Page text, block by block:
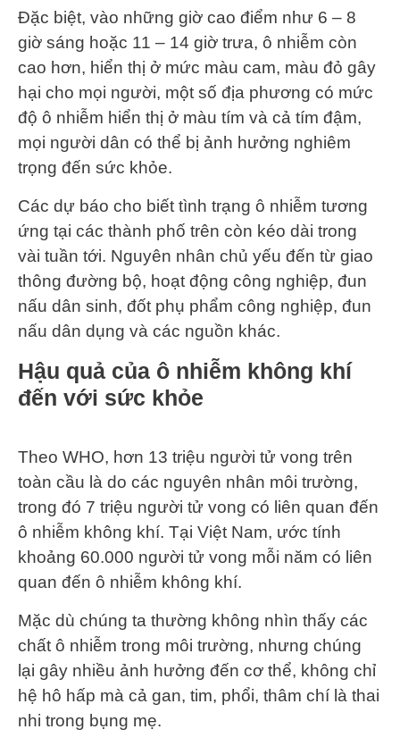
Đặc biệt, vào những giờ cao điểm như 6 – 8
giờ sáng hoặc 11 – 14 giờ trưa, ô nhiễm còn
cao hơn, hiển thị ở mức màu cam, màu đỏ gây
hại cho mọi người, một số địa phương có mức
độ ô nhiễm hiển thị ở màu tím và cả tím đậm,
mọi người dân có thể bị ảnh hưởng nghiêm
trọng đến sức khỏe.
Các dự báo cho biết tình trạng ô nhiễm tương
ứng tại các thành phố trên còn kéo dài trong
vài tuần tới. Nguyên nhân chủ yếu đến từ giao
thông đường bộ, hoạt động công nghiệp, đun
nấu dân sinh, đốt phụ phẩm công nghiệp, đun
nấu dân dụng và các nguồn khác.
Hậu quả của ô nhiễm không khí
đến với sức khỏe
Theo WHO, hơn 13 triệu người tử vong trên
toàn cầu là do các nguyên nhân môi trường,
trong đó 7 triệu người tử vong có liên quan đến
ô nhiễm không khí. Tại Việt Nam, ước tính
khoảng 60.000 người tử vong mỗi năm có liên
quan đến ô nhiễm không khí.
Mặc dù chúng ta thường không nhìn thấy các
chất ô nhiễm trong môi trường, nhưng chúng
lại gây nhiều ảnh hưởng đến cơ thể, không chỉ
hệ hô hấp mà cả gan, tim, phổi, thâm chí là thai
nhi trong bụng mẹ.